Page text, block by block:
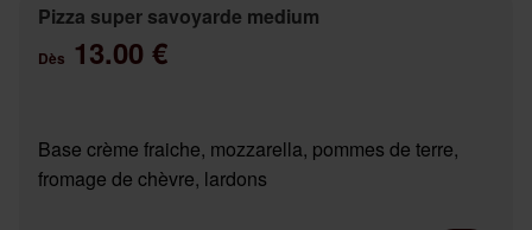
Pizza super savoyarde medium
Dès 13.00 €
Base crème fraiche, mozzarella, pommes de terre,
fromage de chèvre, lardons